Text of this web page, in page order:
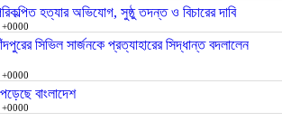
হত্যার অভিযোগ, সুষ্ঠু তদন্ত ও বিচারের দাবি
সিভিল সার্জনকে প্রত্যাহারের সিদ্ধান্ত বদলালেন
বাংলাদেশ